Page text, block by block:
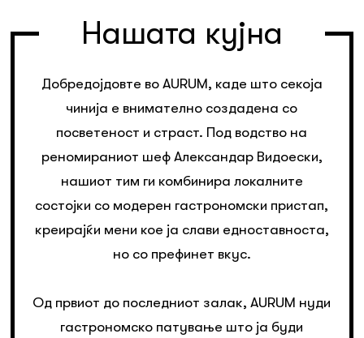
Нашата кујна
Добредојдовте во AURUM, каде што секоја
чинија е внимателно создадена со
посветеност и страст. Под водство на
реномираниот шеф Александар Видоески,
нашиот тим ги комбинира локалните
состојки со модерен гастрономски пристап,
креирајќи мени кое ја слави едноставноста,
но со префинет вкус.
Од првиот до последниот залак, AURUM нуди
гастрономско патување што ја буди